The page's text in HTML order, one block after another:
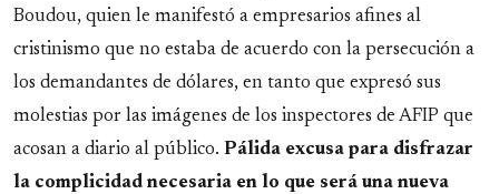
Boudou, quien le manifestó a empresarios afines al
cristinismo que no estaba de acuerdo con la persecución a
los demandantes de dólares, en tanto que expresó sus
molestias por las imágenes de los inspectores de AFIP que
acosan a diario al público. Pálida excusa para disfrazar
la complicidad necesaria en lo que será una nueva